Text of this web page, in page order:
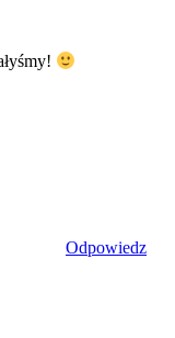
Odpowiedz